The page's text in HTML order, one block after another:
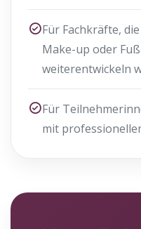
Für Fachkräfte,
Make-up oder
weiterentwickeln
Für
mit